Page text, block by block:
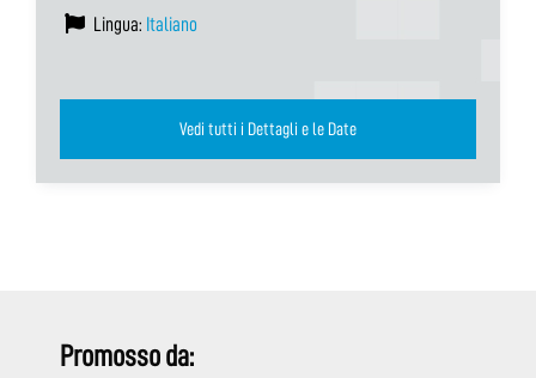
Lingua: Italiano
Vedi tutti i Dettagli e le Date
Promosso da: